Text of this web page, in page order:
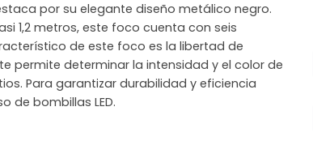
por su elegante diseño metálico negro.
1,2 metros, este foco cuenta con seis
de este foco es la libertad de
permite determinar la intensidad y el color de
Para garantizar durabilidad y eficiencia
de bombillas LED.